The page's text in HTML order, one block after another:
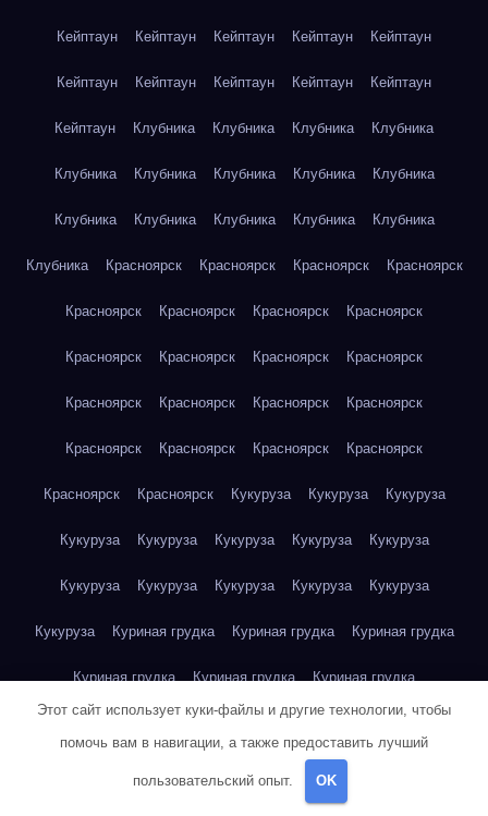
Кейптаун Кейптаун Кейптаун Кейптаун Кейптаун
Кейптаун Кейптаун Кейптаун Кейптаун Кейптаун
Кейптаун Клубника Клубника Клубника Клубника
Клубника Клубника Клубника Клубника Клубника
Клубника Клубника Клубника Клубника Клубника
Клубника Красноярск Красноярск Красноярск Красноярск
Красноярск Красноярск Красноярск Красноярск
Красноярск Красноярск Красноярск Красноярск
Красноярск Красноярск Красноярск Красноярск
Красноярск Красноярск Красноярск Красноярск
Красноярск Красноярск Кукуруза Кукуруза Кукуруза
Кукуруза Кукуруза Кукуруза Кукуруза Кукуруза
Кукуруза Кукуруза Кукуруза Кукуруза Кукуруза
Кукуруза Куриная грудка Куриная грудка Куриная грудка
Куриная грудка Куриная грудка Куриная грудка
Куриная грудка Куриная грудка
Этот сайт использует куки-файлы и другие технологии, чтобы
помочь вам в навигации, а также предоставить лучший
пользовательский опыт. OK